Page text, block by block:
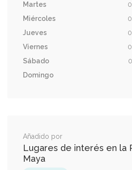
Martes
Miércoles
Jueves
Viernes
Sábado
Domingo
Añadido por
Lugares de interés en la
Maya